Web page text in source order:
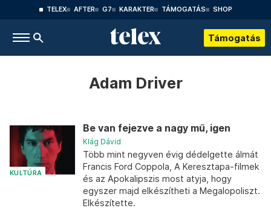
TELEX AFTER G7 KARAKTER TÁMOGATÁS SHOP
Támogatás
Adam Driver
KULTÚRA
Be van fejezve a nagy mű, igen
Klág Dávid
Több mint negyven évig dédelgette álmát
Francis Ford Coppola, A Keresztapa-filmek
és az Apokalipszis most atyja, hogy
egyszer majd elkészítheti a Megalopoliszt.
Elkészítette.